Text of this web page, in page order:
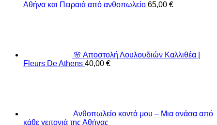
Αθήνα και Πειραιά από ανθοπωλείο 65,00 €
🌸 Αποστολή Λουλουδιών Καλλιθέα |
Fleurs De Athens 40,00 €
Ανθοπωλείο κοντά μου – Μια ανάσα από
κάθε γειτονιά της Αθήνας